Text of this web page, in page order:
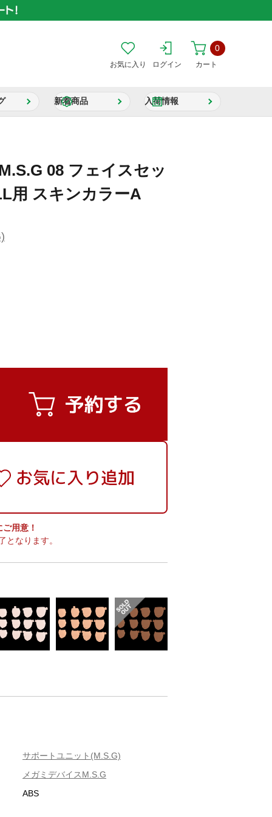
お気に入り ログイン カート
0
新着商品 入荷情報
08 フェイスセッ
用 スキンカラーA
用意！
なります。
サポートユニット(M.S.G)
メガミデバイスM.S.G
ABS